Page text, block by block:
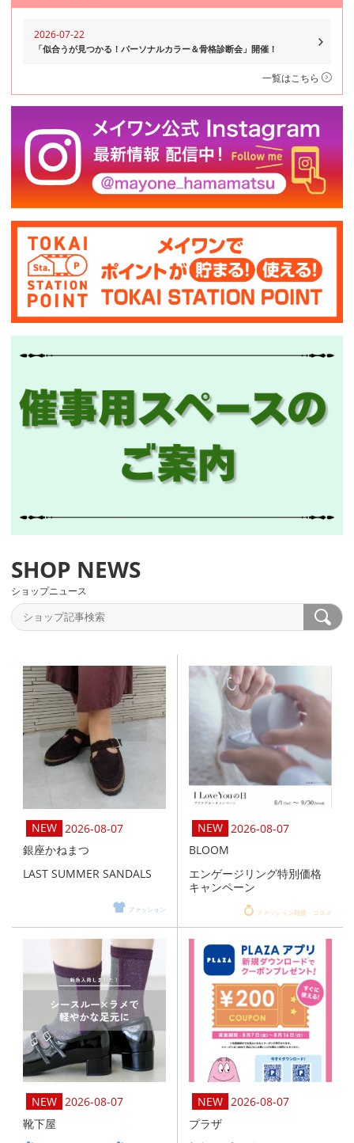
2026-07-22
「似合うが見つかる！パーソナルカラー＆骨格診断会」開催！
一覧はこちら
ショップニュース
2026-08-07
銀座かねまつ
LAST SUMMER SANDALS
ファッション
2026-08-07
BLOOM
エンゲージリング特別価格
キャンペーン
ファッション雑貨・コスメ
2026-08-07
靴下屋
2026-08-07
プラザ